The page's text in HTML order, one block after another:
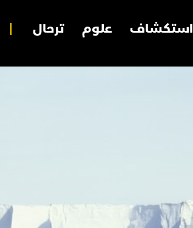
استكشاف علوم ترحال